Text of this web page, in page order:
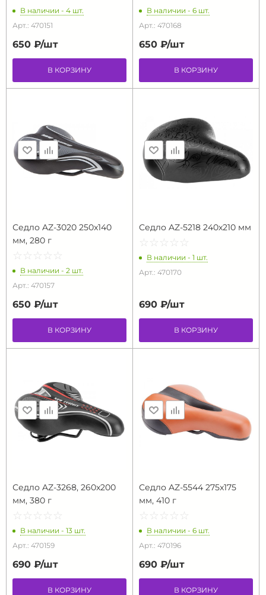
В наличии - 4 шт.
Арт.: 470151
650 ₽/шт
В КОРЗИНУ
В наличии - 6 шт.
Арт.: 470168
650 ₽/шт
В КОРЗИНУ
Седло AZ-3020 250x140
мм, 280 г
☆ ☆ ☆ ☆ ☆
★ ★ ★ ★ ★
В наличии - 2 шт.
Арт.: 470157
650 ₽/шт
В КОРЗИНУ
Седло AZ-5218 240х210 мм
☆ ☆ ☆ ☆ ☆
★ ★ ★ ★ ★
В наличии - 1 шт.
Арт.: 470170
690 ₽/шт
В КОРЗИНУ
Седло AZ-3268, 260x200
мм, 380 г
☆ ☆ ☆ ☆ ☆
★ ★ ★ ★ ★
В наличии - 13 шт.
Арт.: 470159
690 ₽/шт
В КОРЗИНУ
Седло AZ-5544 275x175
мм, 410 г
☆ ☆ ☆ ☆ ☆
★ ★ ★ ★ ★
В наличии - 6 шт.
Арт.: 470196
690 ₽/шт
В КОРЗИНУ